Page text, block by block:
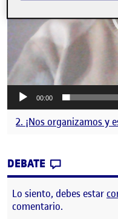
00:00
2. ¡Nos organizamos y
DEBATE
Lo siento, debes estar
comentario.